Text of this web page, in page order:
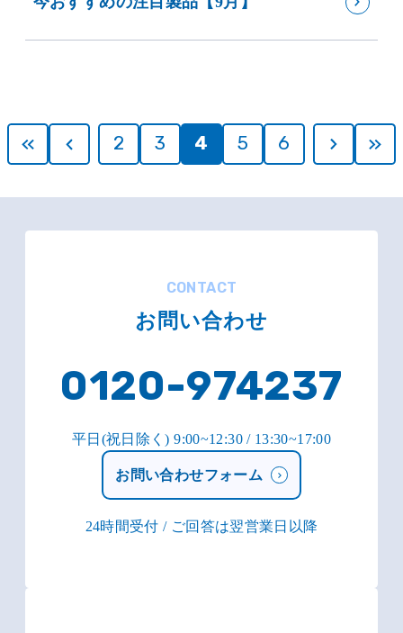
2 3 4 5 6
CONTACT
お問い合わせ
0120-974237
平日(祝日除く) 9:00~12:30 / 13:30~17:00
お問い合わせフォーム
24時間受付 / ご回答は翌営業日以降